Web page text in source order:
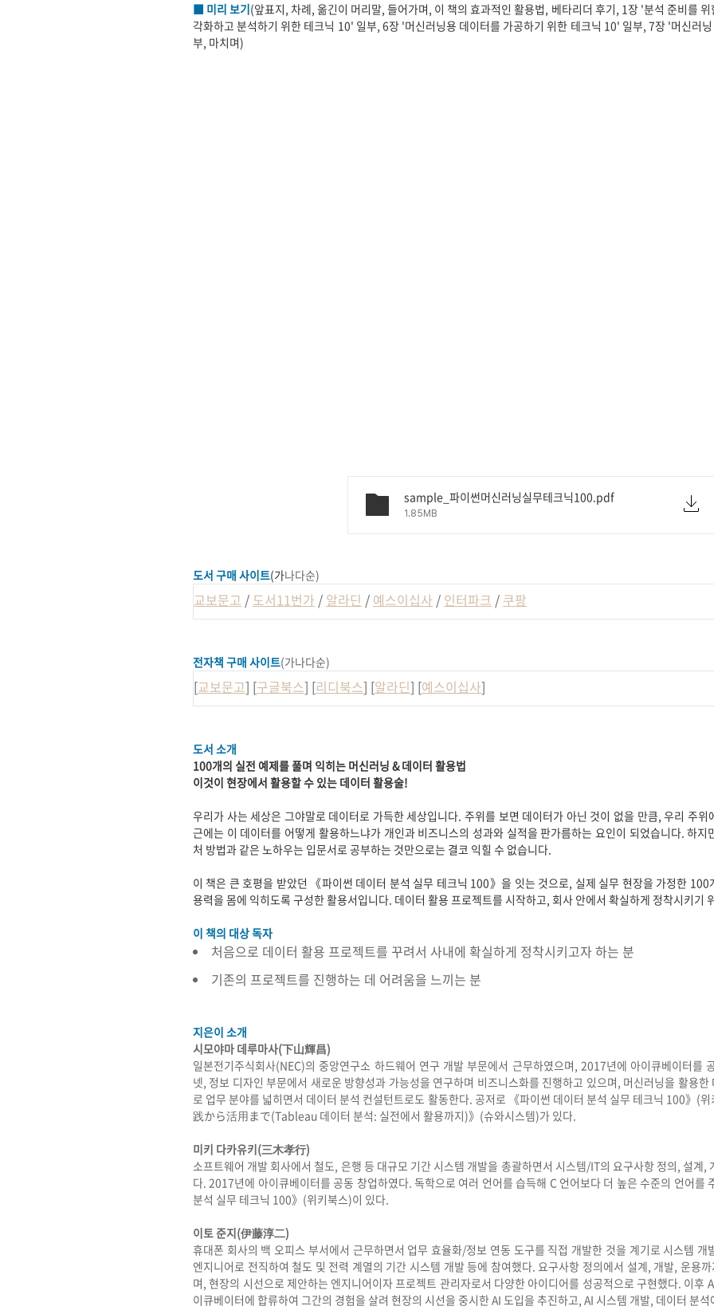
■ 미리 보기(앞표지, 차례, 옮긴이 머리말, 들어가며, 이 책의 효과적인 활용법, 베타리더 후기, 1장 '분석 준비를
각화하고 분석하기 위한 테크닉 10' 일부, 6장 '머신러닝용 데이터를 가공하기 위한 테크닉 10' 일부, 7장 '머신러
부, 마치며)
sample_파이썬머신러닝실무테크닉100.pdf
1.85MB
도서 구매 사이트(가나다순)
교보문고 / 도서11번가 / 알라딘 / 예스이십사 / 인터파크 / 쿠팡
전자책 구매 사이트(가나다순)
[교보문고] [구글북스] [리디북스] [알라딘] [예스이십사]
도서 소개
100개의 실전 예제를 풀며 익히는 머신러닝 & 데이터 활용법
이것이 현장에서 활용할 수 있는 데이터 활용술!
우리가 사는 세상은 그야말로 데이터로 가득한 세상입니다. 주위를 보면 데이터가 아닌 것이 없을 만큼, 우리 주위
근에는 이 데이터를 어떻게 활용하느냐가 개인과 비즈니스의 성과와 실적을 판가름하는 요인이 되었습니다. 하
처 방법과 같은 노하우는 입문서로 공부하는 것만으로는 결코 익힐 수 없습니다.
이 책은 큰 호평을 받았던 《파이썬 데이터 분석 실무 테크닉 100》을 잇는 것으로, 실제 실무 현장을 가정한 100
용력을 몸에 익히도록 구성한 활용서입니다. 데이터 활용 프로젝트를 시작하고, 회사 안에서 확실하게 정착시키기
이 책의 대상 독자
처음으로 데이터 활용 프로젝트를 꾸려서 사내에 확실하게 정착시키고자 하는 분
기존의 프로젝트를 진행하는 데 어려움을 느끼는 분
지은이 소개
시모야마 데루마사(下山輝昌)
일본전기주식회사(NEC)의 중앙연구소 하드웨어 연구 개발 부문에서 근무하였으며, 2017년에 아이큐베이터를
넷, 정보 디자인 부문에서 새로운 방향성과 가능성을 연구하며 비즈니스화를 진행하고 있으며, 머신러닝을 활용
로 업무 분야를 넓히면서 데이터 분석 컨설턴트로도 활동한다. 공저로 《파이썬 데이터 분석 실무 테크닉 100》
践から活用まで(Tableau 데이터 분석: 실전에서 활용까지)》(슈와시스템)가 있다.
미키 다카유키(三木孝行)
소프트웨어 개발 회사에서 철도, 은행 등 대규모 기간 시스템 개발을 총괄하면서 시스템/IT의 요구사항 정의, 설계,
다. 2017년에 아이큐베이터를 공동 창업하였다. 독학으로 여러 언어를 습득해 C 언어보다 더 높은 수준의 언어를
분석 실무 테크닉 100》(위키북스)이 있다.
이토 준지(伊藤淳二)
휴대폰 회사의 백 오피스 부서에서 근무하면서 업무 효율화/정보 연동 도구를 직접 개발한 것을 계기로 시스템 개
엔지니어로 전직하여 철도 및 전력 계열의 기간 시스템 개발 등에 참여했다. 요구사항 정의에서 설계, 개발, 운용
며, 현장의 시선으로 제안하는 엔지니어이자 프로젝트 관리자로서 다양한 아이디어를 성공적으로 구현했다. 이후
이큐베이터에 합류하여 그간의 경험을 살려 현장의 시선을 중시한 AI 도입을 추진하고, AI 시스템 개발, 데이터 분석